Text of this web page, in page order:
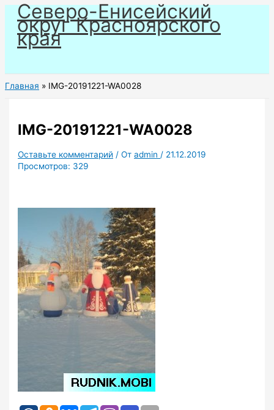
Перейти
содержимому
Северо-Енисейский
округ Красноярского
края
Главная IMG-20191221-WA0028
IMG-20191221-WA0028
Оставьте комментарий / Отadmin / 21.12.2019
Просмотров: 329